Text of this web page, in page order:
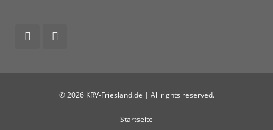
© 2026 KRV-Friesland.de | All rights reserved.
Startseite